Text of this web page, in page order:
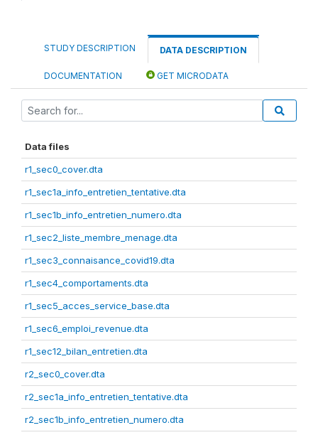
STUDY DESCRIPTION DATA DESCRIPTION
DOCUMENTATION GET MICRODATA
Data files
r1_sec0_cover.dta
r1_sec1a_info_entretien_tentative.dta
r1_sec1b_info_entretien_numero.dta
r1_sec2_liste_membre_menage.dta
r1_sec3_connaisance_covid19.dta
r1_sec4_comportaments.dta
r1_sec5_acces_service_base.dta
r1_sec6_emploi_revenue.dta
r1_sec12_bilan_entretien.dta
r2_sec0_cover.dta
r2_sec1a_info_entretien_tentative.dta
r2_sec1b_info_entretien_numero.dta